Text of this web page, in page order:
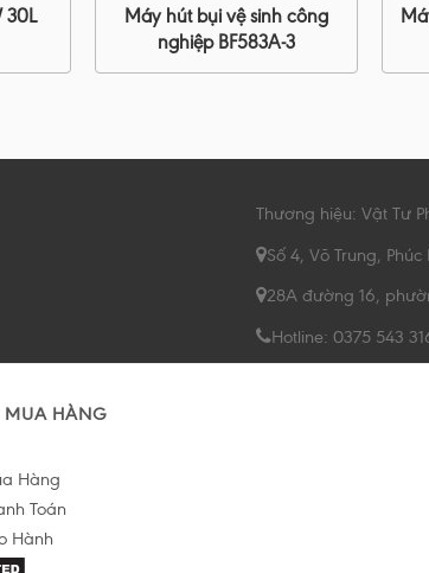
30L
Máy hút bụi vệ sinh công
nghiệp BF583A-3
Thương hiệu: Vật Tư
Số 4, Võ Trung,
28A đường 16,
Hotline: 0375 543
HÀNG
Hàng
Toán
Hành